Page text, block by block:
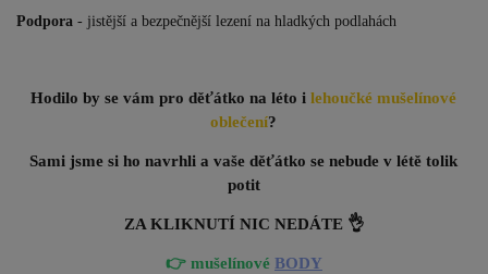
Podpora - jistější a bezpečnější lezení na hladkých podlahách
Hodilo by se vám pro děťátko na léto ilehoučké mušelínové
oblečení?
Sami jsme si ho navrhli a vaše děťátko se nebude v létě tolik
potit
ZA KLIKNUTÍ NIC NEDÁTE 👌
👉 mušelínové BODY